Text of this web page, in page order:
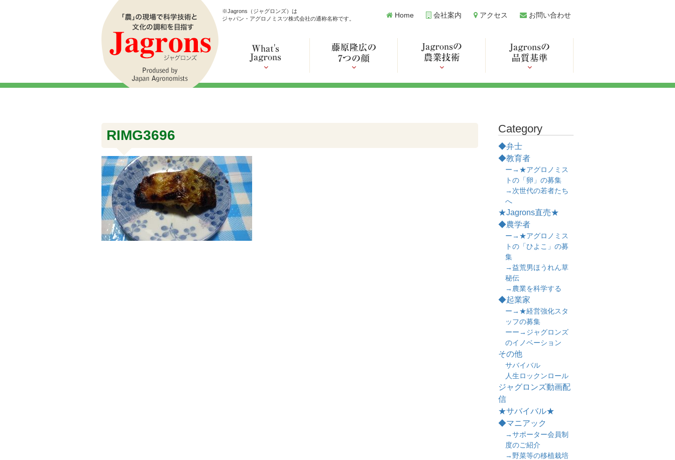
※Jagrons（ジャグロンズ）は
ジャパン・アグロノミスツ株式会社の通称名称です。
Home 会社案内 アクセス お問い合わせ
RIMG3696 Category
◆弁士
◆教育者
ー→★アグロノミス
トの「卵」の募集
→次世代の若者たち
へ
★Jagrons直売★
◆農学者
ー→★アグロノミス
トの「ひよこ」の募
集
→益荒男ほうれん草
秘伝
→農業を科学する
◆起業家
ー→★経営強化スタ
ッフの募集
ーー→ジャグロンズ
のイノベーション
その他
サバイバル
人生ロックンロール
ジャグロンズ動画配
信
★サバイバル★
◆マニアック
→サポーター会員制
度のご紹介
→野菜等の移植栽培